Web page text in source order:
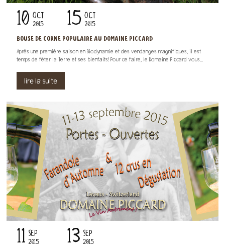
10 OCT
2015 15 OCT
2015
BOUSE DE CORNE POPULAIRE AU DOMAINE PICCARD
Après une première saison en Biodynamie et des vendanges magnifiques, il est
temps de fêter la Terre et ses bienfaits! Pour ce faire, le Domaine Piccard vous...
lire la suite
11 SEP
2015 13 SEP
2015